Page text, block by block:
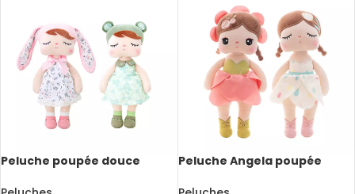
Peluche poupée douce
Peluche Angela poupée
33 cm